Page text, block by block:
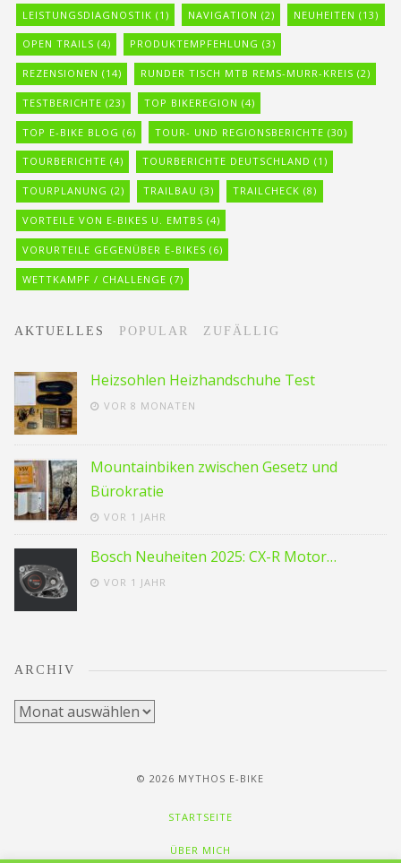
LEISTUNGSDIAGNOSTIK (1) NAVIGATION (2) NEUHEITEN (13)
OPEN TRAILS (4) PRODUKTEMPFEHLUNG (3)
REZENSIONEN (14) RUNDER TISCH MTB REMS-MURR-KREIS (2)
TESTBERICHTE (23) TOP BIKEREGION (4)
TOP E-BIKE BLOG (6) TOUR- UND REGIONSBERICHTE (30)
TOURBERICHTE (4) TOURBERICHTE DEUTSCHLAND (1)
TOURPLANUNG (2) TRAILBAU (3) TRAILCHECK (8)
VORTEILE VON E-BIKES U. EMTBS (4)
VORURTEILE GEGENÜBER E-BIKES (6)
WETTKAMPF / CHALLENGE (7)
AKTUELLES POPULAR ZUFÄLLIG
Heizsohlen Heizhandschuhe Test
VOR 8 MONATEN
Mountainbiken zwischen Gesetz und
Bürokratie
VOR 1 JAHR
Bosch Neuheiten 2025: CX-R Motor…
VOR 1 JAHR
ARCHIV
Archiv
© 2026 MYTHOS E-BIKE
STARTSEITE
ÜBER MICH